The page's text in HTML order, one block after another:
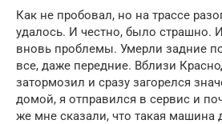
Как не пробовал, но на трассе
удалось. И честно, было страшно.
вновь проблемы. Умерли задние
все, даже передние. Вблизи
затормозил и сразу загорелся
домой, я отправился в сервис и
же мне сказали, что такая машина